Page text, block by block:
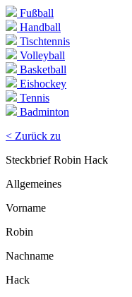
Fußball
Handball
Tischtennis
Volleyball
Basketball
Eishockey
Tennis
Badminton
< Zurück zu
Steckbrief Robin Hack
Allgemeines
Vorname
Robin
Nachname
Hack